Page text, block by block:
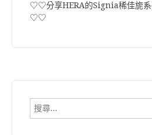
♡♡分享HERA的Signia稀佳旎系
♡♡
搜
尋